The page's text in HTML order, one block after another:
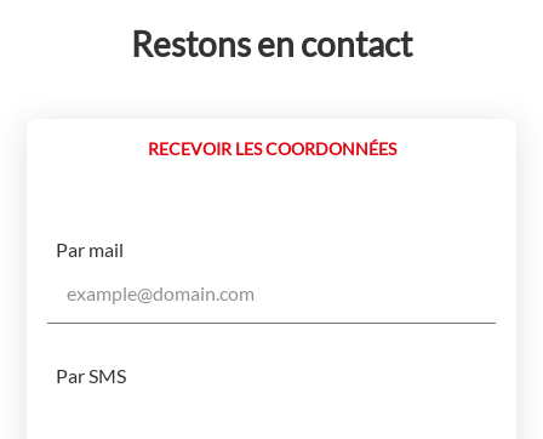
Restons en contact
RECEVOIR LES COORDONNÉES
Par mail
Par SMS